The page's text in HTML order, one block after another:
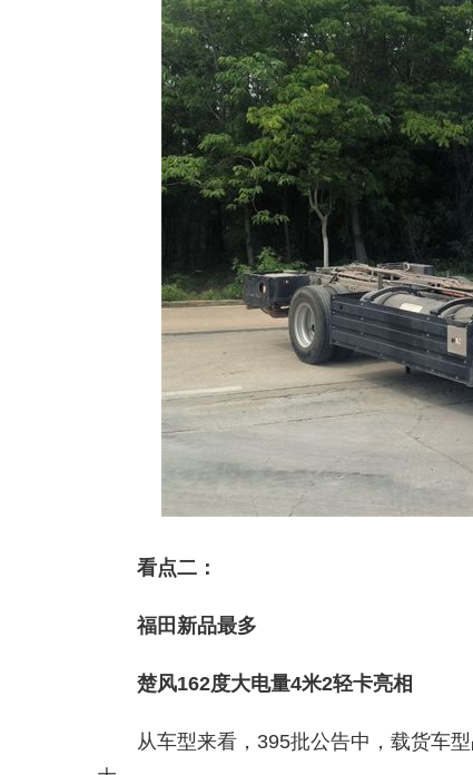
看点二：
福田新品最多
楚风162度大电量4米2轻卡亮相
从车型来看，395批公告中，载货车